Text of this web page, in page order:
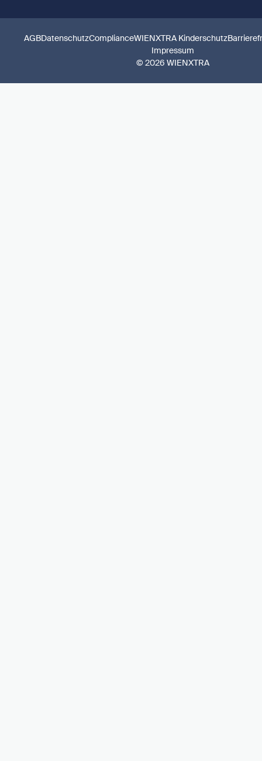
© 2026 WIENXTRA
AGBDatenschutzComplianceWIENXTRA Kinderschutz
Impressum